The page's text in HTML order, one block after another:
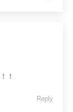
！
Reply